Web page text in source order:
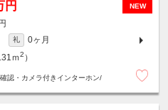
NEW
円
礼
0ヶ月
ｍ2 ）
認・カメラ付きインターホン/